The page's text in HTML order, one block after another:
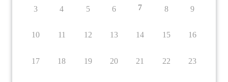
3 4 5 6 7 8 9
10 11 12 13 14 15 16
17 18 19 20 21 22 23